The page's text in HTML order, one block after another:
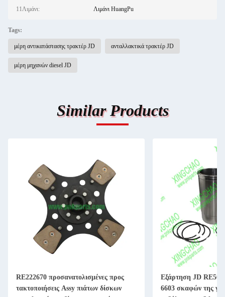
11Λιμάνι: Λιμάνι HuangPu
Tags:
μέρη αντικατάστασης τρακτέρ JD ανταλλακτικά τρακτέρ JD
μέρη μηχανών diesel JD
Similar Products
RE222670 προσανατολισμένες προς
τακτοποιήσεις Assy πιάτων δίσκων
Εξάρτηση JD
6603 σκαφών της